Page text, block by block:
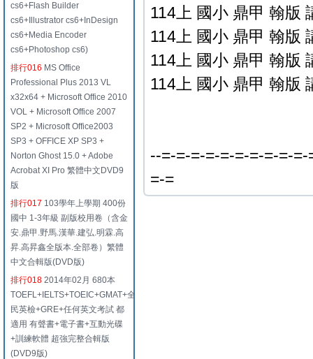
cs6+Flash Builder
cs6+Illustrator cs6+InDesign
cs6+Media Encoder
cs6+Photoshop cs6)
排行016 MS Office
Professional Plus 2013 VL
x32x64 + Microsoft Office 2010
VOL + Microsoft Office 2007
SP2 + Microsoft Office2003
SP3 + OFFICE XP SP3 +
Norton Ghost 15.0 + Adobe
Acrobat XI Pro 繁體中文DVD9
版
排行017 103學年上學期 400份
國中 1-3年級 副版校用卷（含金
安.鼎甲.野馬.漢華.建弘.明霖.高
昇.高昇鑫全版本.全部卷）繁體
中文合輯版(DVD版)
排行018 2014年02月 680本
TOEFL+IELTS+TOEIC+GMAT+全
民英檢+GRE+任何英文考試 都
適用 有聲書+電子書+互動光碟
+訓練軟體 超強完整合輯版
(DVD9版)
114上 國小 鼎甲 翰版
114上 國小 鼎甲 翰版
114上 國小 鼎甲 翰版
114上 國小 鼎甲 翰版
--=-=-=-=-=-=-=-=-=-
=-=